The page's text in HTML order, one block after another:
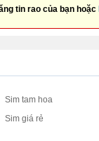
tin rao của bạn hoặc
Sim tam hoa
Sim giá rẻ